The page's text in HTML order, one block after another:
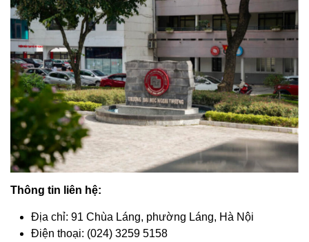
Thông tin liên hệ:
Địa chỉ: 91 Chùa Láng, phường Láng, Hà Nội
Điện thoại: (024) 3259 5158